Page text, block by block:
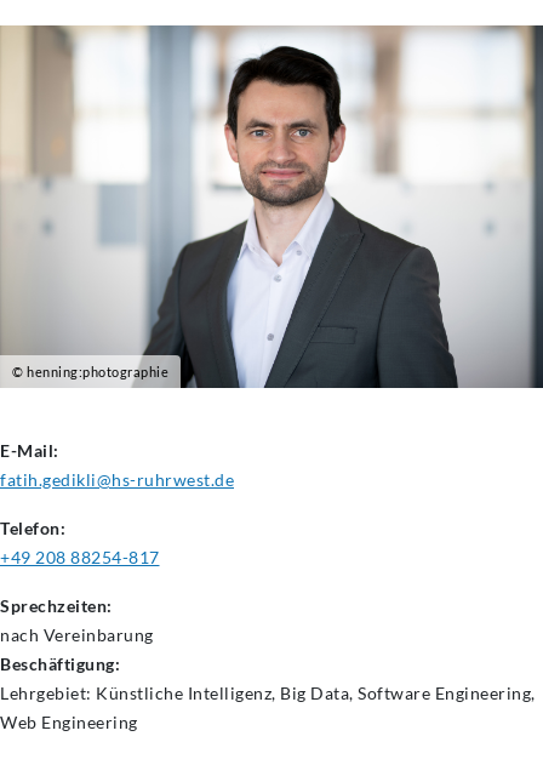
© henning:photographie
E-Mail:
fatih.gedikli@hs-ruhrwest.de
Telefon:
+49 208 88254-817
Sprechzeiten:
nach Vereinbarung
Beschäftigung:
Lehrgebiet: Künstliche Intelligenz, Big Data, Software Engineering,
Web Engineering